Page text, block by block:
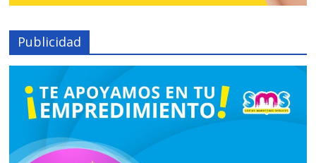
Publicidad